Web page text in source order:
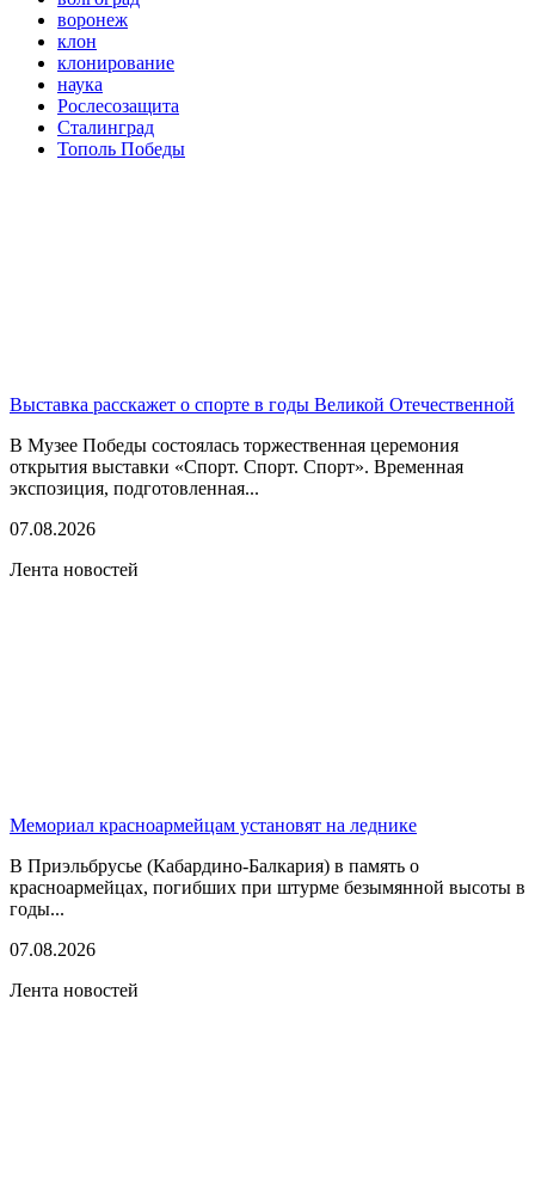
воронеж
клон
клонирование
наука
Рослесозащита
Сталинград
Тополь Победы
Выставка расскажет о спорте в годы Великой Отечественной
В Музее Победы состоялась торжественная церемония
открытия выставки «Спорт. Спорт. Спорт». Временная
экспозиция, подготовленная...
07.08.2026
Лента новостей
Мемориал красноармейцам установят на леднике
В Приэльбрусье (Кабардино-Балкария) в память о
красноармейцах, погибших при штурме безымянной высоты в
годы...
07.08.2026
Лента новостей